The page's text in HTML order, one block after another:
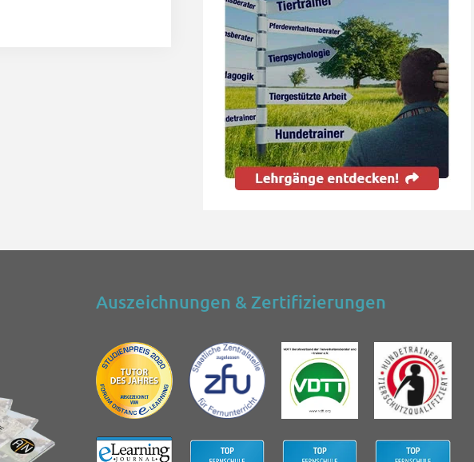
Auszeichnungen & Zertifizierungen